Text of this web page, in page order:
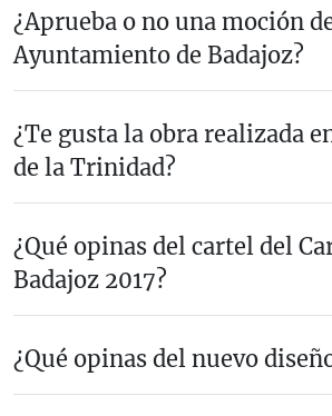
¿Aprueba o no una moción
Ayuntamiento de Badajoz?
¿Te gusta la obra realizada
de la Trinidad?
¿Qué opinas del cartel del
Badajoz 2017?
¿Qué opinas del nuevo